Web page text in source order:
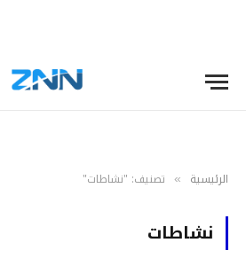
الرئيسية » تصنيف: "نشاطات"
نشاطات